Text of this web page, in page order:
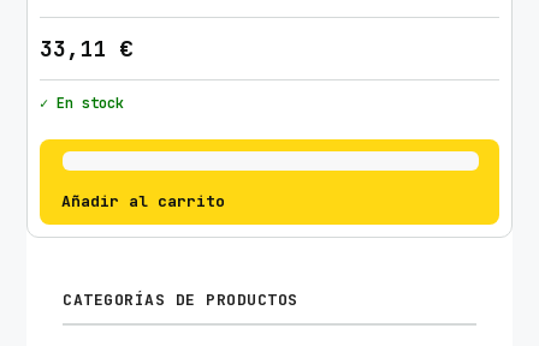
33,11 €
✓ En stock
Añadir al carrito
CATEGORÍAS DE PRODUCTOS